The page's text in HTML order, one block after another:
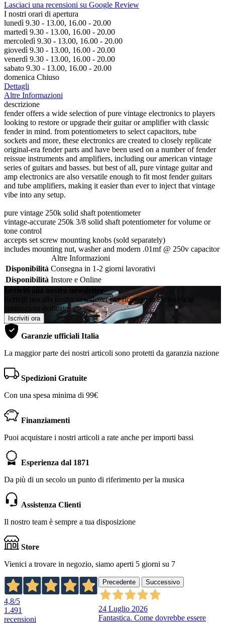
Lasciaci una recensioni su Google Review
I nostri orari di apertura
lunedì 9.30 - 13.00, 16.00 - 20.00
martedì 9.30 - 13.00, 16.00 - 20.00
mercoledì 9.30 - 13.00, 16.00 - 20.00
giovedì 9.30 - 13.00, 16.00 - 20.00
venerdì 9.30 - 13.00, 16.00 - 20.00
sabato 9.30 - 13.00, 16.00 - 20.00
domenica Chiuso
Dettagli
Altre Informazioni
descrizione
fender offers a wide selection of pure vintage electronics to players
looking to restore or upgrade their guitar or amplifier with classic
fender in mind. from potentiometers to select capacitors, tube
sockets and more, these electronics are created to closely replicate
original-era fender parts and have been used on a number of fender
reissue instruments and amplifiers, including our american vintage
series of guitars and basses. but best of all, pure vintage guitar and
amp electronics are also versatile enough to fit most fender guitars
and tube amplifiers, making it easier than ever to inject that vintage
vibe into any setup.
pure vintage 250k solid shaft potentiometer
vintage-accurate 250k 3/8 solid shaft potentiometer for volume or
tone control
accepts set screw mounting knobs (sold separately)
includes mounting nut, washer and modern .01mf @ 250v capacitor
Altre Informazioni
Disponibilità Consegna in 1-2 giorni lavorativi
Disponibilità Instore e Online
Iscriviti alla nostra newsletter
Iscriviti ora alla nostra newsletter per ricevere in esclusiva le
promozioni dedicate
Iscriviti ora
Garanzie ufficiali Italia
La maggior parte dei nostri articoli sono protetti da garanzia nazione
Spedizioni Gratuite
Con una spesa minima di 99€
Finanziamenti
Puoi acquistare i nostri articoli a rate anche per importi bassi
Esperienza dal 1871
Da più di un secolo un punto di riferimento per la musica
Assistenza Clienti
Il nostro team è sempre a tua disposizione
Store
Vienici a trovare in negozio, siamo aperti 5 giorni su 7
4,8/5
1.491
recensioni
Precedente Successivo
24 Luglio 2026
Fantastica. Come dovrebbe essere